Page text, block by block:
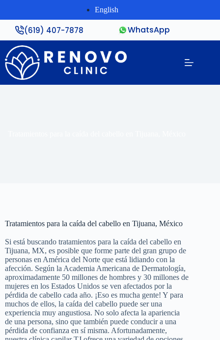
English
(619) 407-7878 WhatsApp
Tratamientos para la caída del cabello en Tijuana, México
Si está buscando tratamientos para la caída del cabello en
Tijuana, MX, es posible que forme parte del gran grupo de
personas en América del Norte que está lidiando con la
afección. Según la Academia Americana de Dermatología,
aproximadamente 50 millones de hombres y 30 millones de
mujeres en los Estados Unidos se ven afectados por la
pérdida de cabello cada año. ¡Eso es mucha gente! Y para
muchos de ellos, la caída del cabello puede ser una
experiencia muy angustiosa. No solo afecta la apariencia
de una persona, sino que también puede conducir a una
pérdida de confianza en sí misma. Afortunadamente,